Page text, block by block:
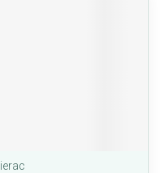
Lierac